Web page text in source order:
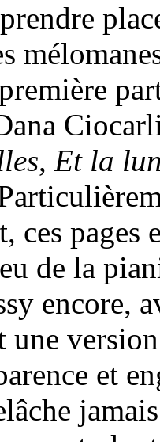
, Et la
ces
de la
encore,
une
et